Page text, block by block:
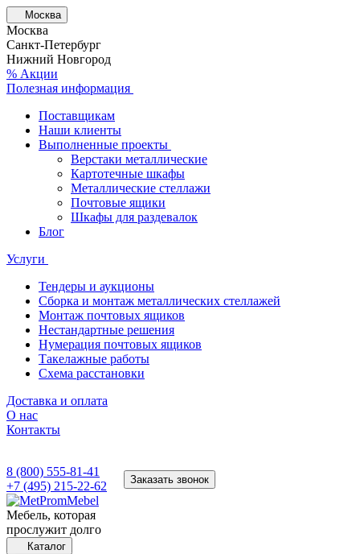
Москва
Москва
Санкт-Петербург
Нижний Новгород
% Акции
Полезная информация
Поставщикам
Наши клиенты
Выполненные проекты
Верстаки металлические
Картотечные шкафы
Металлические стеллажи
Почтовые ящики
Шкафы для раздевалок
Блог
Услуги
Тендеры и аукционы
Сборка и монтаж металлических стеллажей
Монтаж почтовых ящиков
Нестандартные решения
Нумерация почтовых ящиков
Такелажные работы
Схема расстановки
Доставка и оплата
О нас
Контакты
8 (800) 555-81-41
+7 (495) 215-22-62
Заказать звонок
Мебель, которая
прослужит долго
Каталог